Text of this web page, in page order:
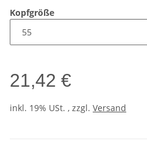
Kopfgröße
21,42 €
inkl. 19% USt. , zzgl. Versand